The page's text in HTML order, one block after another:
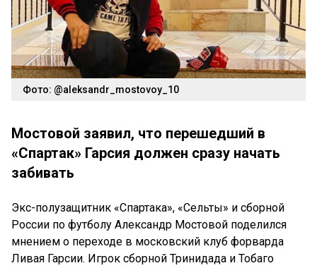
Фото: @aleksandr_mostovoy_10
Мостовой заявил, что перешедший в
«Спартак» Гарсия должен сразу начать
забивать
Экс-полузащитник «Спартака», «Сельты» и сборной
России по футболу Александр Мостовой поделился
мнением о переходе в московский клуб форварда
Ливая Гарсии. Игрок сборной Тринидада и Тобаго